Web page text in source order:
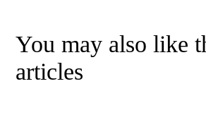
You may also like
articles